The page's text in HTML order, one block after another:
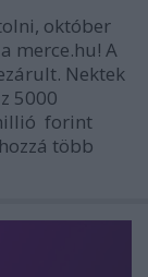
október
merce.hu! A
Nektek
5000
forint
több